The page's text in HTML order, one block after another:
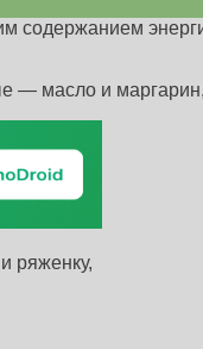
содержанием
— масло и маргарин,
ряженку,